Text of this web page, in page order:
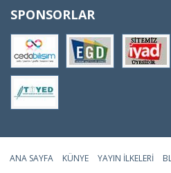
SPONSORLAR
ANA SAYFA KÜNYE YAYIN İLKELERI